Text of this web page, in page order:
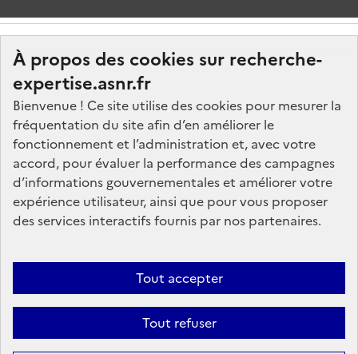
À propos des cookies sur recherche-
expertise.asnr.fr
Bienvenue ! Ce site utilise des cookies pour mesurer la
fréquentation du site afin d’en améliorer le
fonctionnement et l’administration et, avec votre
accord, pour évaluer la performance des campagnes
d’informations gouvernementales et améliorer votre
expérience utilisateur, ainsi que pour vous proposer
des services interactifs fournis par nos partenaires.
Tout accepter
Tout refuser
Nos marchés
Nos offres d'emploi
FAQ
Glossaire
Plan du site